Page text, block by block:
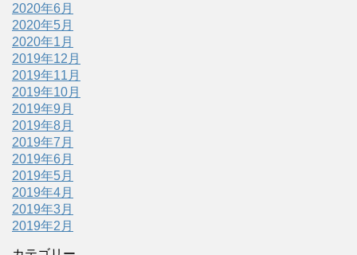
2020年6月
2020年5月
2020年1月
2019年12月
2019年11月
2019年10月
2019年9月
2019年8月
2019年7月
2019年6月
2019年5月
2019年4月
2019年3月
2019年2月